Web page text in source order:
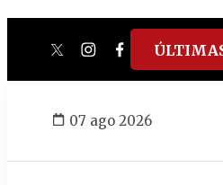
twitterinstagram
facebook
tiktok
07 ago 2026